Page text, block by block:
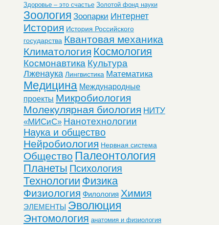
Здоровье – это счастье Золотой фонд науки
Зоология Зоопарки Интернет
История История Российского
государства Квантовая механика
Климатология Космология
Космонавтика Культура
Лженаука Лингвистика Математика
Медицина Международные
проекты Микробиология
Молекулярная биология НИТУ
«МИСиС» Нанотехнологии
Наука и общество
Нейробиология Нервная система
Общество Палеонтология
Планеты Психология
Технологии Физика
Физиология Филология Химия
ЭЛЕМЕНТЫ Эволюция
Энтомология анатомия и физиология